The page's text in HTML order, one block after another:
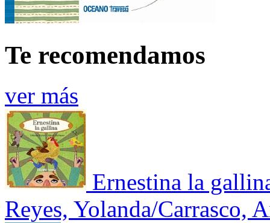
Te recomendamos
ver más
Ernestina la
Reyes, Yolanda/Carrasco,